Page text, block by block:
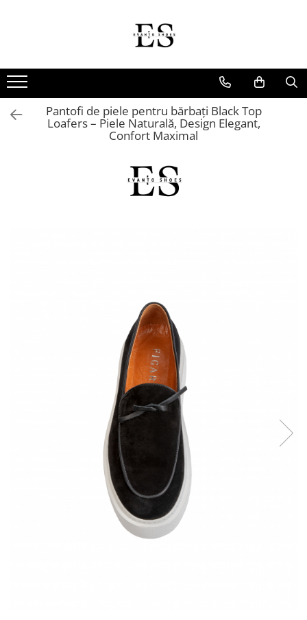
Oxford
Derby
MonkStraps
Papuci
Ghete
Pantofi
Pantofi de piele pentru bărbați Black Top
Loafers – Piele Naturală, Design Elegant,
Confort Maximal